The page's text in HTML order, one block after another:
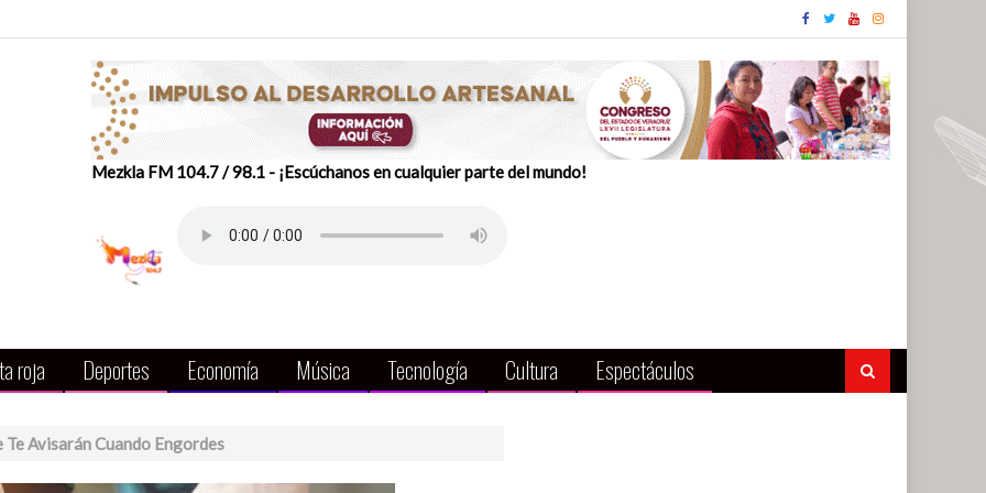
Mezkla FM 104.7 / 98.1 - ¡Escúchanos en cualquier parte del mundo!
roja Deportes Economía Música Tecnología Cultura Espectáculos
Avisarán Cuando Engordes